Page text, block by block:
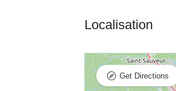
Get Directions